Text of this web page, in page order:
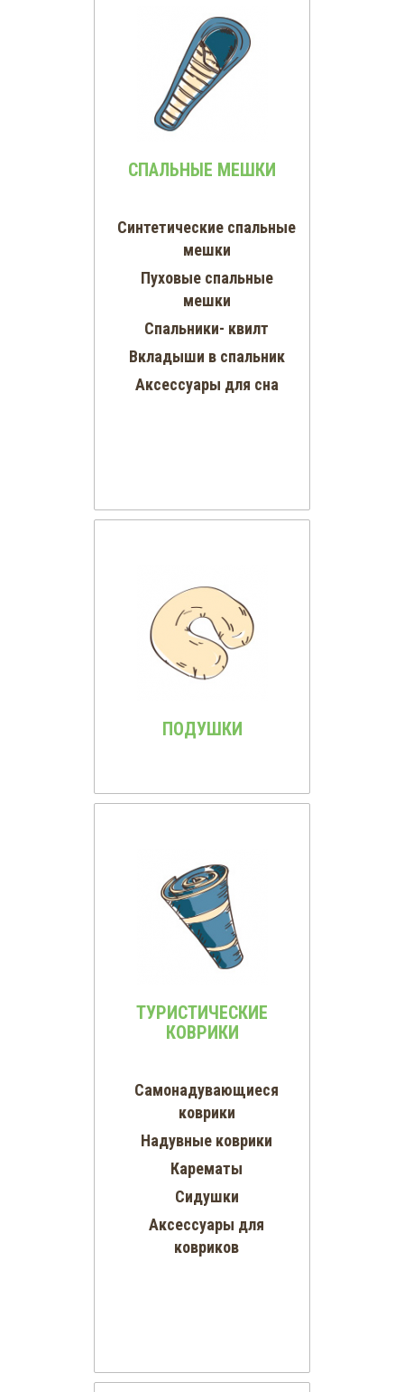
СПАЛЬНЫЕ МЕШКИ
Синтетические спальные
мешки
Пуховые спальные
мешки
Спальники- квилт
Вкладыши в спальник
Аксессуары для сна
ПОДУШКИ
ТУРИСТИЧЕСКИЕ
КОВРИКИ
Самонадувающиеся
коврики
Надувные коврики
Карематы
Сидушки
Аксессуары для
ковриков